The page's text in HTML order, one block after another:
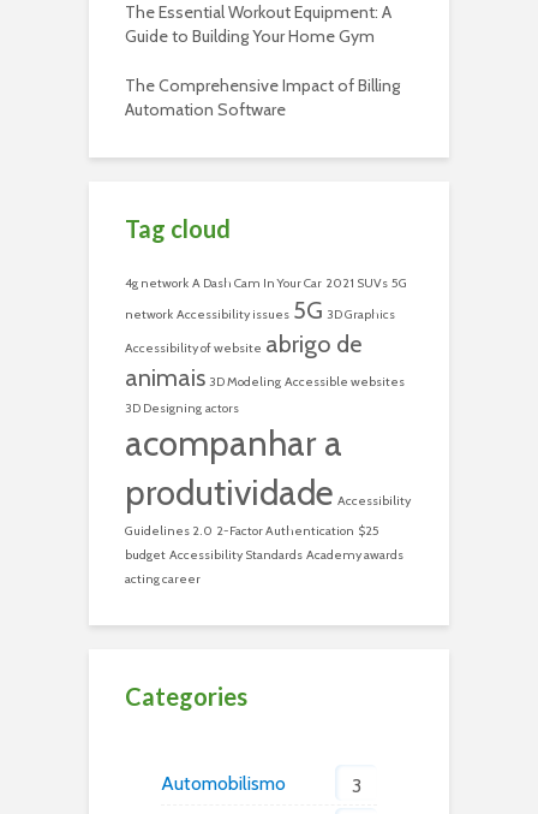
The Essential Workout Equipment: A
Guide to Building Your Home Gym
The Comprehensive Impact of Billing
Automation Software
Tag cloud
4g network A Dash Cam In Your Car 2021 SUVs 5G
network Accessibility issues 5G 3D Graphics
Accessibility of website abrigo de
animais 3D Modeling Accessible websites
3D Designing actors
acompanhar a
produtividade Accessibility
Guidelines 2.0 2-Factor Authentication $25
budget Accessibility Standards Academy awards
acting career
Categories
Automobilismo
3